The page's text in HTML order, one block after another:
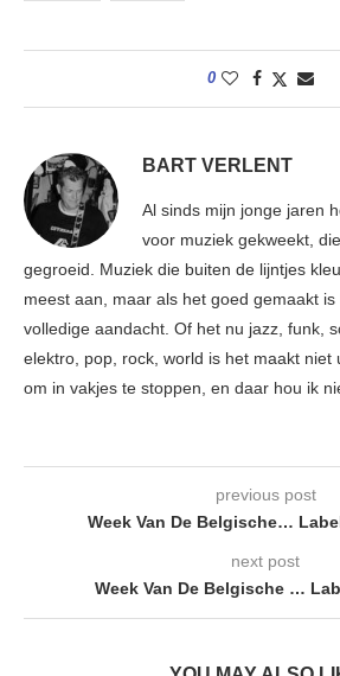
0
BART VERLENT
Al sinds mijn jonge jaren
voor muziek gekweekt,
gegroeid. Muziek die buiten de lijntjes
meest aan, maar als het goed gemaakt is
volledige aandacht. Of het nu jazz, funk,
elektro, pop, rock, world is het maakt niet
om in vakjes te stoppen, en daar hou ik
previous post
Week Van De Belgische…
next post
Week Van De Belgische …